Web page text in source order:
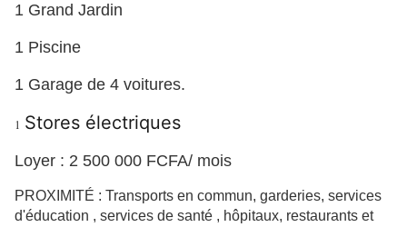
1 Grand Jardin
1 Piscine
1 Garage de 4 voitures.
1 Stores électriques
Loyer : 2 500 000 FCFA/ mois
PROXIMITÉ : Transports en commun, garderies, services
d'éducation , services de santé , hôpitaux, restaurants et